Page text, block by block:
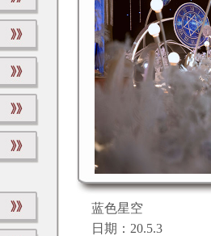
蓝色星空
日期：20.5.3